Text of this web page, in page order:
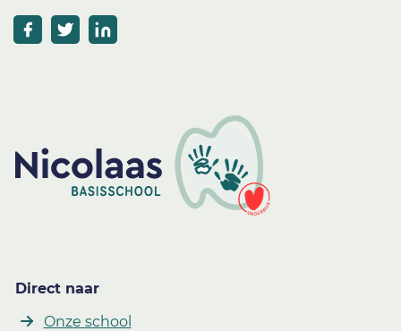
Direct naar
Onze school